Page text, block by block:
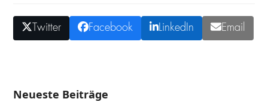
Twitter Facebook LinkedIn Email
Neueste Beiträge